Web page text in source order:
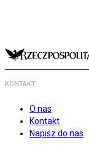
KONTAKT
O nas
Kontakt
Napisz do nas